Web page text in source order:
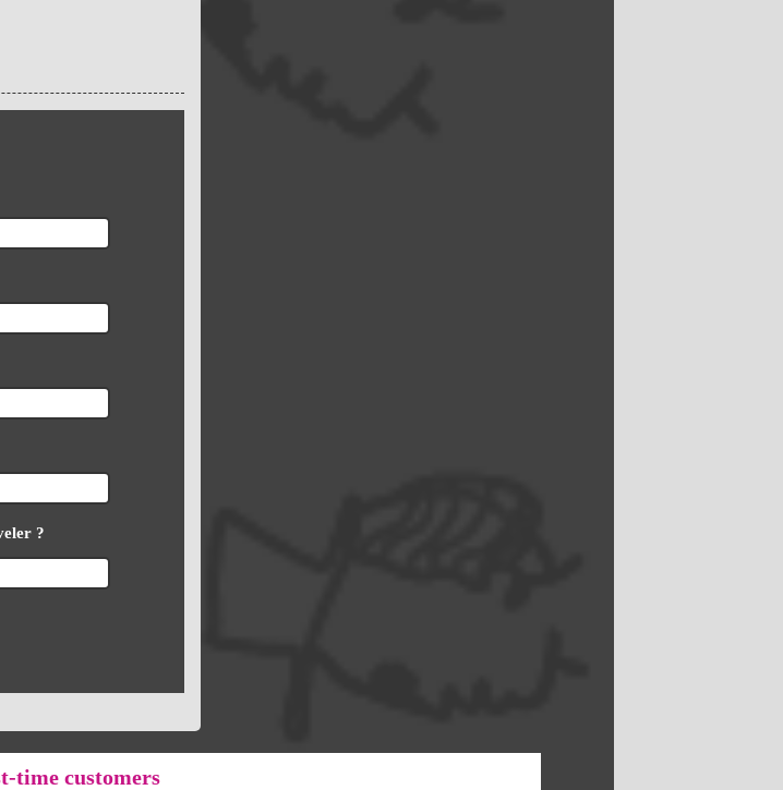
?
time customers